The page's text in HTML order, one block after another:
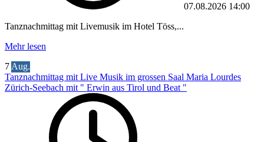
07.08.2026 14:00
Tanznachmittag mit Livemusik im Hotel Töss,...
Mehr lesen
7 Aug.
Tanznachmittag mit Live Musik im grossen Saal Maria Lourdes
Zürich-Seebach mit " Erwin aus Tirol und Beat "